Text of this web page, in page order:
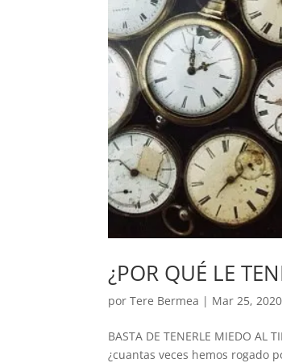
¿POR QUÉ LE
porTere Bermea | Mar 25, 2020
BASTA DE TENERLE MIEDO
¿cuantas veces hemos